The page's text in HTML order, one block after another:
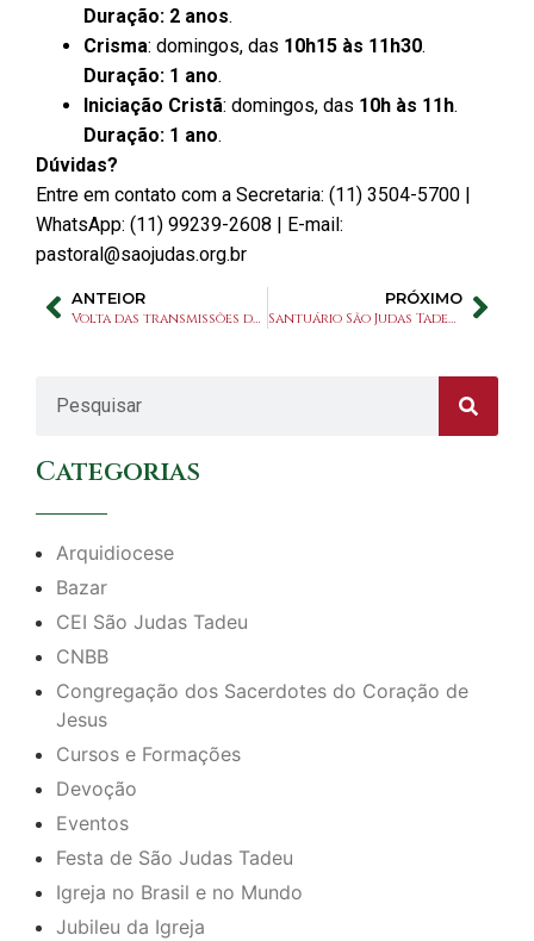
Duração: 2 anos.
Crisma: domingos, das 10h15 às 11h30.
Duração: 1 ano.
Iniciação Cristã: domingos, das 10h às 11h.
Duração: 1 ano.
Dúvidas?
Entre em contato com a Secretaria: (11) 3504-5700 |
WhatsApp: (11) 99239-2608 | E-mail:
pastoral@saojudas.org.br
ANTEIOR
Volta das transmissões da Santa Missa pela TV aberta
PRÓXIMO
Santuário São Judas Tadeu apoia campanha de doação de sangue
Categorias
Arquidiocese
Bazar
CEI São Judas Tadeu
CNBB
Congregação dos Sacerdotes do Coração de
Jesus
Cursos e Formações
Devoção
Eventos
Festa de São Judas Tadeu
Igreja no Brasil e no Mundo
Jubileu da Igreja